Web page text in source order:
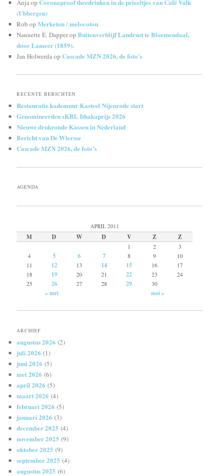
Anja opCoronaproof theedrinken in de prieeltjes van Café Valk
(Ubbergen)
Rob opMerketon / melocoton
Nannette E. DapperopBuitenverblijf Landrust te Bloemendaal,
door Lameer (1859).
Jan Holwerda opCascade MZN 2026, de foto’s
RECENTE BERICHTEN
Restauratie kademuur Kasteel Nijenrode start
Genomineerden sKBL Ithakaprijs 2026
Nieuwe drukronde Kassen in Nederland
Bericht van De Wiersse
Cascade MZN 2026, de foto’s
AGENDA
APRIL 2011
M D W D V Z Z
1 2
3
4
5 6 7 8 9
10
11
12 13 14 15 16
17
18
19 20 21 22 23
24
25
26 27 28 29 30
« mrt mei »
ARCHIEF
augustus 2026 (2)
juli 2026 (1)
juni 2026 (5)
mei 2026 (6)
april 2026 (5)
maart 2026 (4)
februari 2026 (5)
januari 2026 (3)
december 2025 (4)
november 2025 (9)
oktober 2025 (9)
september 2025 (4)
augustus 2025 (6)